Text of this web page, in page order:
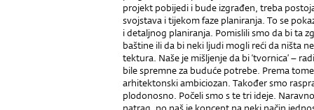
projekt pobijedi i bude izgrađen, treba
svojstava i tijekom faze planiranja. To se
i detaljnog planiranja. Pomislili smo da bi ta
baštine ili da bi neki ljudi mogli reći da ništa
tektura. Naše je mišljenje da bi ‘tvornica’ –
bile spremne za buduće potrebe. Prema
arhitektonski ambiciozan. Također smo
plodonosno. Počeli smo s te tri ideje.